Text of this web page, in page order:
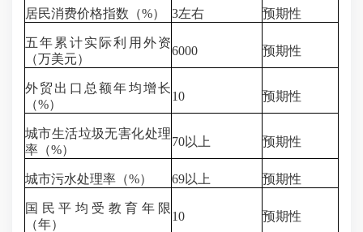
居民消费价格指数（%） 3左右 预期性
五年累计实际利用外资
（万美元）
6000 预期性
外贸出口总额年均增长
（%）
10 预期性
城市生活垃圾无害化处理
率（%）
70以上 预期性
城市污水处理率（%） 69以上 预期性
国民平均受教育年限
（年）
10 预期性